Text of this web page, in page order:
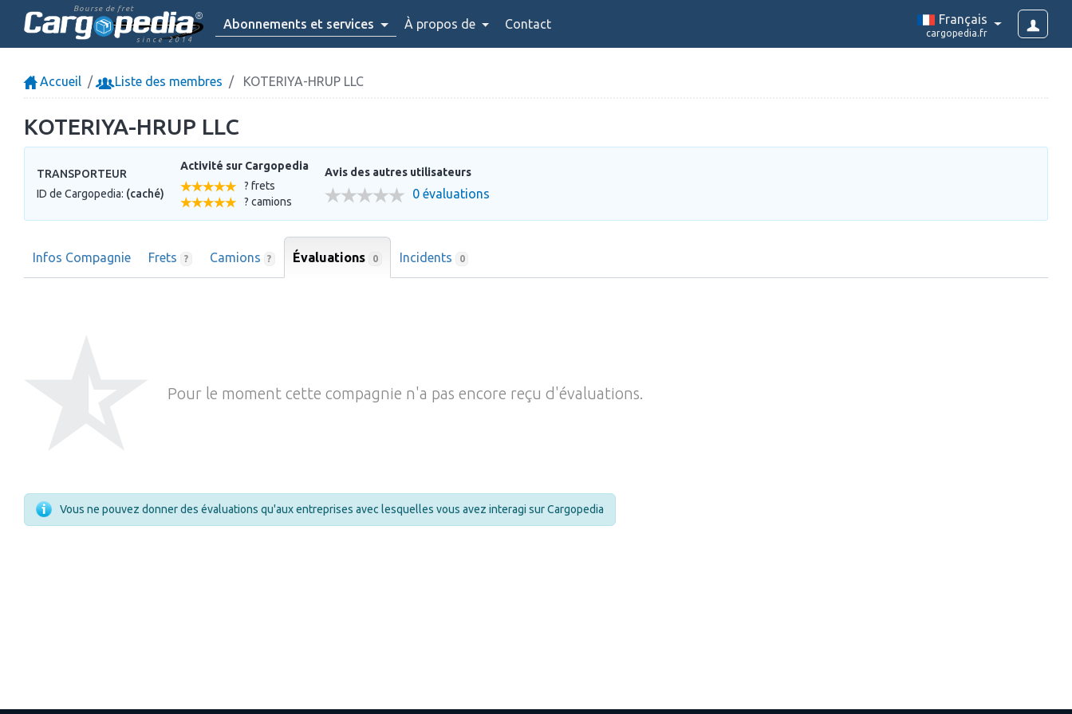
Bourse de fret
since 2014
Abonnements et services À propos de Contact Français
cargopedia.fr
Accueil Liste des membres KOTERIYA-HRUP LLC
KOTERIYA-HRUP LLC
TRANSPORTEUR
ID de Cargopedia: (caché)
Activité sur Cargopedia
? frets
? camions
Avis des autres utilisateurs
0 évaluations
Infos Compagnie Frets ? Camions ? Évaluations 0 Incidents 0
Pour le moment cette compagnie n'a pas encore reçu d'évaluations.
Vous ne pouvez donner des évaluations qu'aux entreprises avec lesquelles vous avez interagi sur Cargopedia